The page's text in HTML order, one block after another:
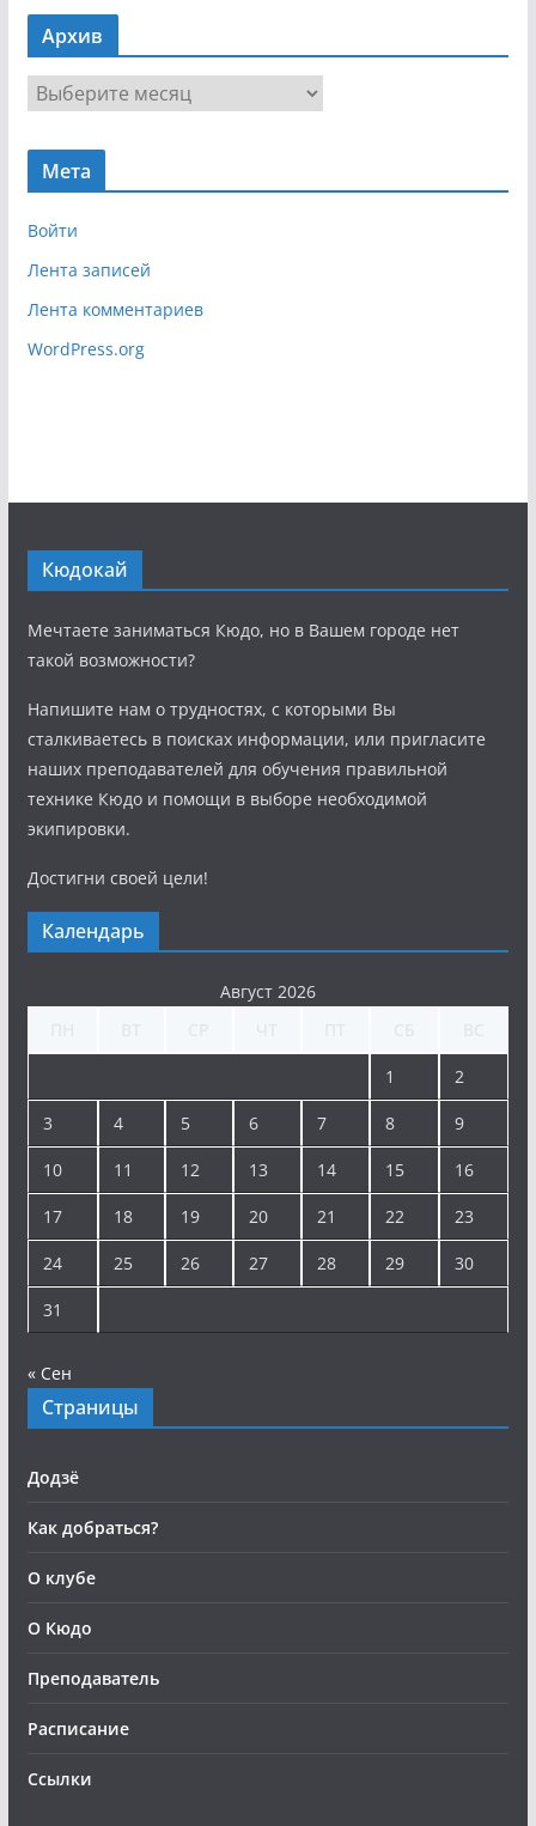
в
г
я
Архив
р
х
Мета
Войти
Лента записей
Лента комментариев
WordPress.org
Кюдокай
Мечтаете заниматься Кюдо, но в Вашем городе нет
такой возможности?
Напишите нам о трудностях, с которыми Вы
сталкиваетесь в поисках информации, или пригласите
наших преподавателей для обучения правильной
технике Кюдо и помощи в выборе необходимой
экипировки.
Достигни своей цели!
Календарь
Август 2026
1 2
3 4 5 6 7 8 9
10 11 12 13 14 15 16
17 18 19 20 21 22 23
24 25 26 27 28 29 30
31
« Сен
Страницы
Додзё
Как добраться?
О клубе
О Кюдо
Преподаватель
Расписание
Ссылки